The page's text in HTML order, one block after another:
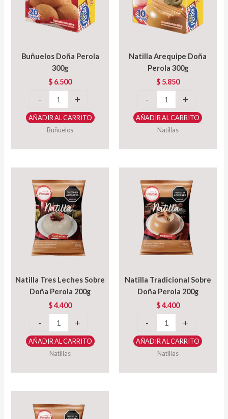
Buñuelos Doña Perola
300g
$ 6.500
-
Buñuelos
Perola
+
AÑADIR AL CARRITO
Buñuelos
Natilla Arequipe Doña
Perola 300g
$5.850
-
Arequipe
Doña
Perola
+
AÑADIR AL CARRITO
Natillas
Natilla Tres Leches Sobre
Doña Perola 200g
$4.400
-
Leches
200g
+
AÑADIR AL CARRITO
Natillas
Natilla Tradicional Sobre
Doña Perola 200g
$4.400
-
Tradicional
Sobre
+
AÑADIR AL CARRITO
Natillas